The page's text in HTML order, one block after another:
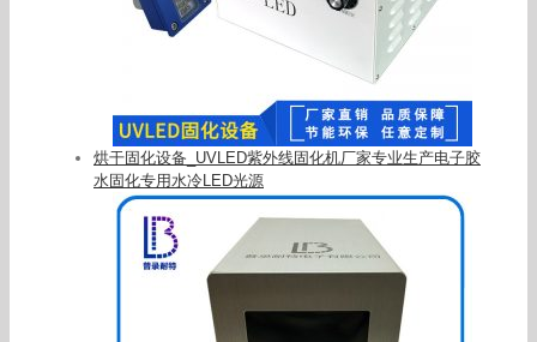
烘干固化设备_UVLED紫外线固化机厂家专业生产电子胶
水固化专用水冷LED光源